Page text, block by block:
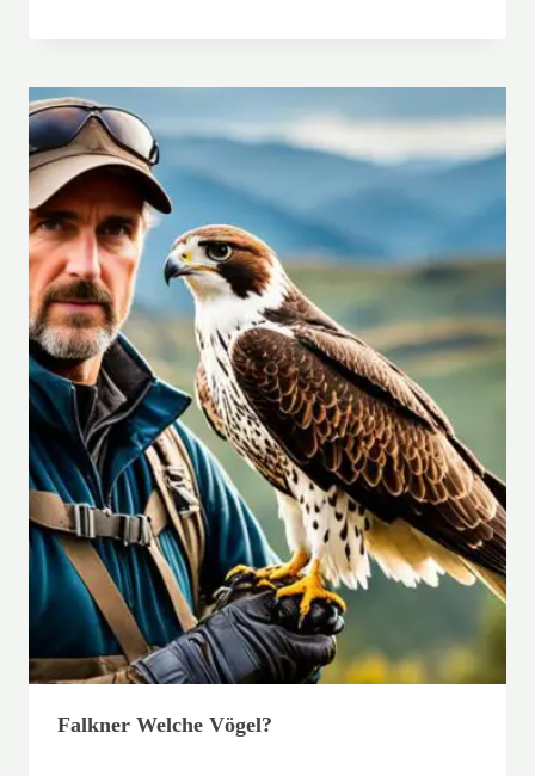
Falkner Welche Vögel?